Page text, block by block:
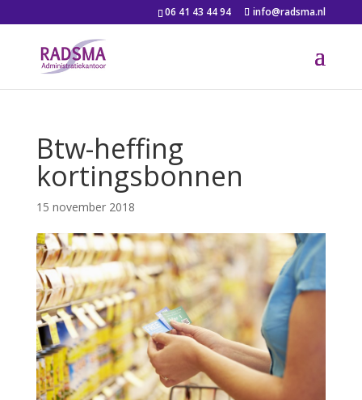
06 41 43 44 94 info@radsma.nl
Btw-heffing
kortingsbonnen
15 november 2018